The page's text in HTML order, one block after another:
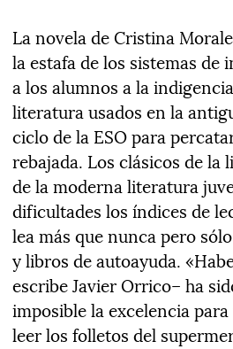
La novela de Cristina
la estafa de los sistemas
a los alumnos a la
literatura usados en la
ciclo de la ESO para
rebajada. Los clásicos de
de la moderna literatura
dificultades los índices de
lea más que nunca pero
y libros de autoayuda.
escribe Javier Orrico– ha
imposible la excelencia
leer los folletos del